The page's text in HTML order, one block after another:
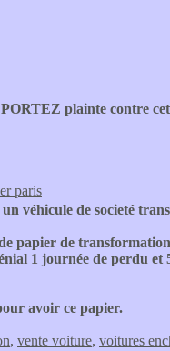
PORTEZ plainte contre
paris
véhicule de societé
papier de
1 journée de perdu
avoir ce papier.
, vente voiture, voitures